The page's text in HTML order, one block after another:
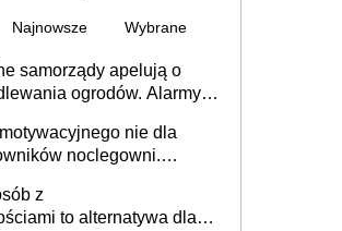
Najnowsze Wybrane
samorządy apelują o
ogrodów. Alarmy w
nie dla
noclegowni.
z
to alternatywa dla